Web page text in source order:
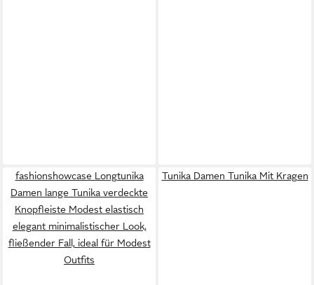
fashionshowcase Longtunika
Damen lange Tunika verdeckte
Knopfleiste Modest elastisch
elegant minimalistischer Look,
fließender Fall, ideal für Modest
Outfits
Tunika Damen Tunika Mit Kragen